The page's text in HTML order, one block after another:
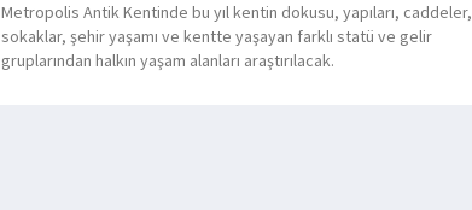
Metropolis Antik Kentinde bu yıl kentin dokusu, yapıları, caddeler,
sokaklar, şehir yaşamı ve kentte yaşayan farklı statü ve gelir
gruplarından halkın yaşam alanları araştırılacak.